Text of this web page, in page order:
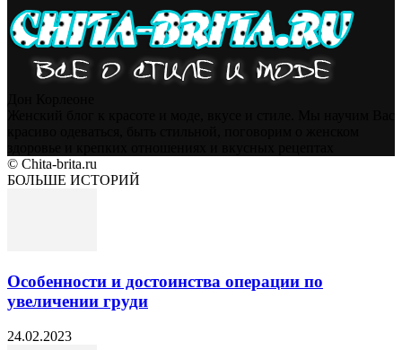
© Chita-brita.ru
БОЛЬШЕ ИСТОРИЙ
Особенности и достоинства операции по
увеличении груди
24.02.2023